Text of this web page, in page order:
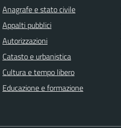
Anagrafe e stato civile
Appalti pubblici
Autorizzazioni
Catasto e urbanistica
Cultura e tempo libero
Educazione e formazione